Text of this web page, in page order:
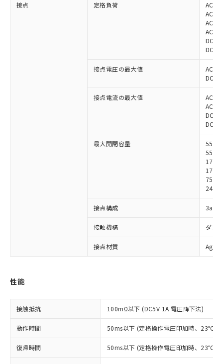
接点 定格負荷
接点電圧の最大値
接点電流の最大値
AC:
AC:
DC:
DC:
最大開閉容量
接点構成 3a1b
接触機構 ダブ
接点材質 Ag合
性能
接触抵抗 100mΩ以下 (DC5V 1A 電圧降下法)
動作時間 50ms以下 (定格操作電圧印加時、23℃、
復帰時間 50ms以下 (定格操作電圧印加時、23℃、
以下の条件をお読みいただき、同意のうえ
ご利用ください。
本サービスは、当社制御機器事業取扱
商品の当社在庫状況および標準価格
(税抜)を提供させていただくもので
対応済み：EU RoHS指令（10物質）の
非含有に対応した製品が提供可能な商品で
非含有に非対応の商品で、対応品を出す予
定はありません。
調査・確認中：EU RoHS指令（10物質）の
非含有の対応状況を調査中または確認中の
商品です。
非該当品：ライセンス料など無形物で、有
※1 中国RoHS○×表
「○」：最大均質材料含有率が中国RoHSの